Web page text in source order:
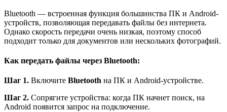
Bluetooth — встроенная функция большинства ПК и Android-
устройств, позволяющая передавать файлы без интернета.
Однако скорость передачи очень низкая, поэтому способ
подходит только для документов или нескольких фотографий.
Как передать файлы через Bluetooth:
Шаг 1. Включите Bluetooth на ПК и Android-устройстве.
Шаг 2. Сопрягите устройства: когда ПК начнет поиск, на
Android появится запрос на подключение.